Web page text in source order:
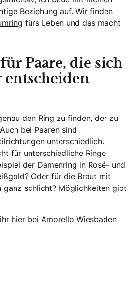
Beziehung auf. Wir finden
fürs Leben und das macht
Paare, die sich
entscheiden
den Ring zu finden, der zu
bei Paaren sind
unterschiedlich.
für unterschiedliche Ringe
der Damenring in Rosé- und
Oder für die Braut mit
ganz schlicht? Möglichkeiten gibt
hier bei Amorello Wiesbaden